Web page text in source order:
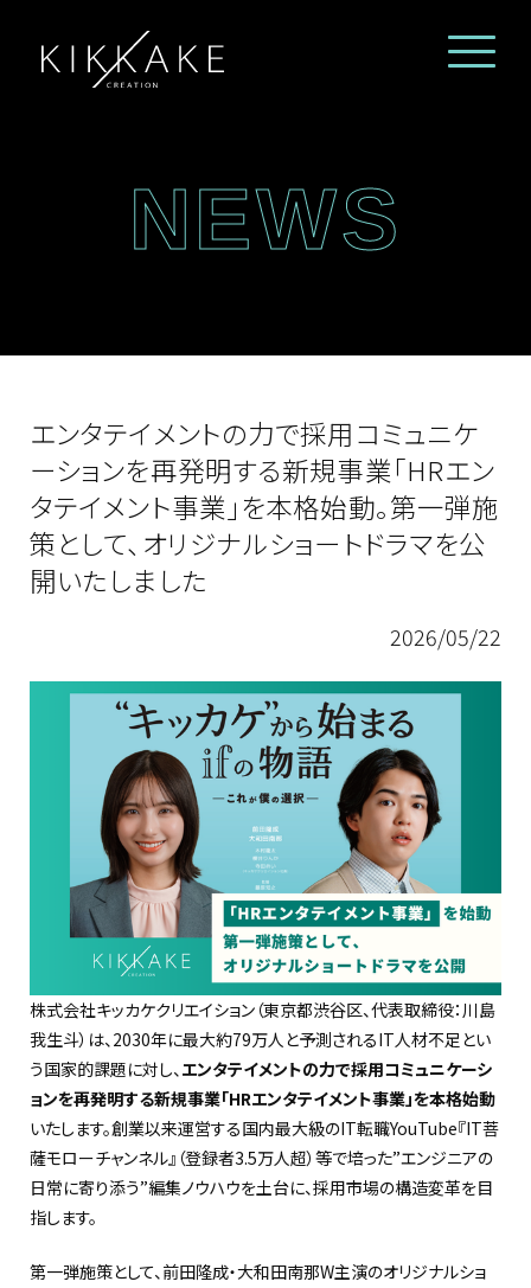
NEWS
エンタテイメントの力で採用コミュニケ
ーションを再発明する新規事業「HRエン
タテイメント事業」を本格始動。第一弾施
策として、オリジナルショートドラマを公
開いたしました
2026/05/22
株式会社キッカケクリエイション（東京都渋谷区、代表取締役：川島
我生斗）は、2030年に最大約79万人と予測されるIT人材不足とい
う国家的課題に対し、エンタテイメントの力で採用コミュニケーシ
ョンを再発明する新規事業「HRエンタテイメント事業」を本格始動
いたします。創業以来運営する国内最大級のIT転職YouTube『IT菩
薩モローチャンネル』（登録者3.5万人超）等で培った”エンジニアの
日常に寄り添う”編集ノウハウを土台に、採用市場の構造変革を目
指します。
第一弾施策として、前田隆成・大和田南那W主演のオリジナルショ